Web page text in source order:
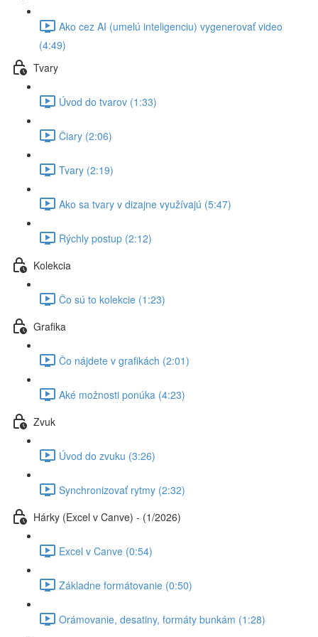
Ako cez AI (umelú inteligenciu) vygenerovať video
(4:49)
Tvary
Úvod do tvarov (1:33)
Čiary (2:06)
Tvary (2:19)
Ako sa tvary v dizajne využívajú (5:47)
Rýchly postup (2:12)
Kolekcia
Čo sú to kolekcie (1:23)
Grafika
Čo nájdete v grafikách (2:01)
Aké možnosti ponúka (4:23)
Zvuk
Úvod do zvuku (3:26)
Synchronizovať rytmy (2:32)
Hárky (Excel v Canve) - (1/2026)
Excel v Canve (0:54)
Základne formátovanie (0:50)
Orámovanie, desatiny, formáty bunkám (1:28)